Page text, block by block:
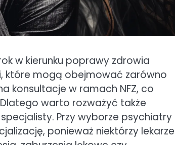
w kierunku poprawy zdrowia
które mogą obejmować zarówno
konsultacje w ramach NFZ, co
warto rozważyć także
Przy wyborze psychiatry
ponieważ niektórzy lekarze